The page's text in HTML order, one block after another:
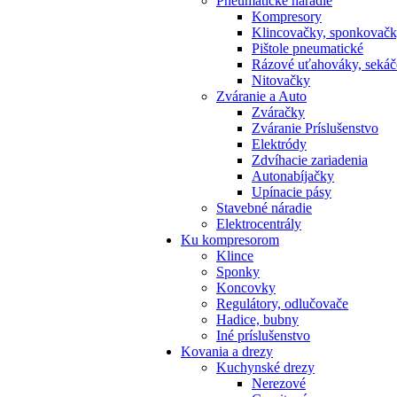
Kompresory
Klincovačky,
Pištole pneumatické
Rázové uťahováky,
Nitovačky
Zváranie a Auto
Zváračky
Zváranie Príslušenstvo
Elektródy
Zdvíhacie zariadenia
Autonabíjačky
Upínacie pásy
Stavebné náradie
Elektrocentrály
Ku kompresorom
Klince
Sponky
Koncovky
Regulátory, odlučovače
Hadice, bubny
Iné príslušenstvo
Kovania a drezy
Kuchynské drezy
Nerezové